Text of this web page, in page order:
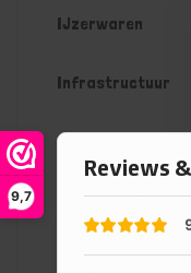
9,7
IJzerwaren
Infrastructuur
Installatietechniek
Keuken artikelen
Lastechniek